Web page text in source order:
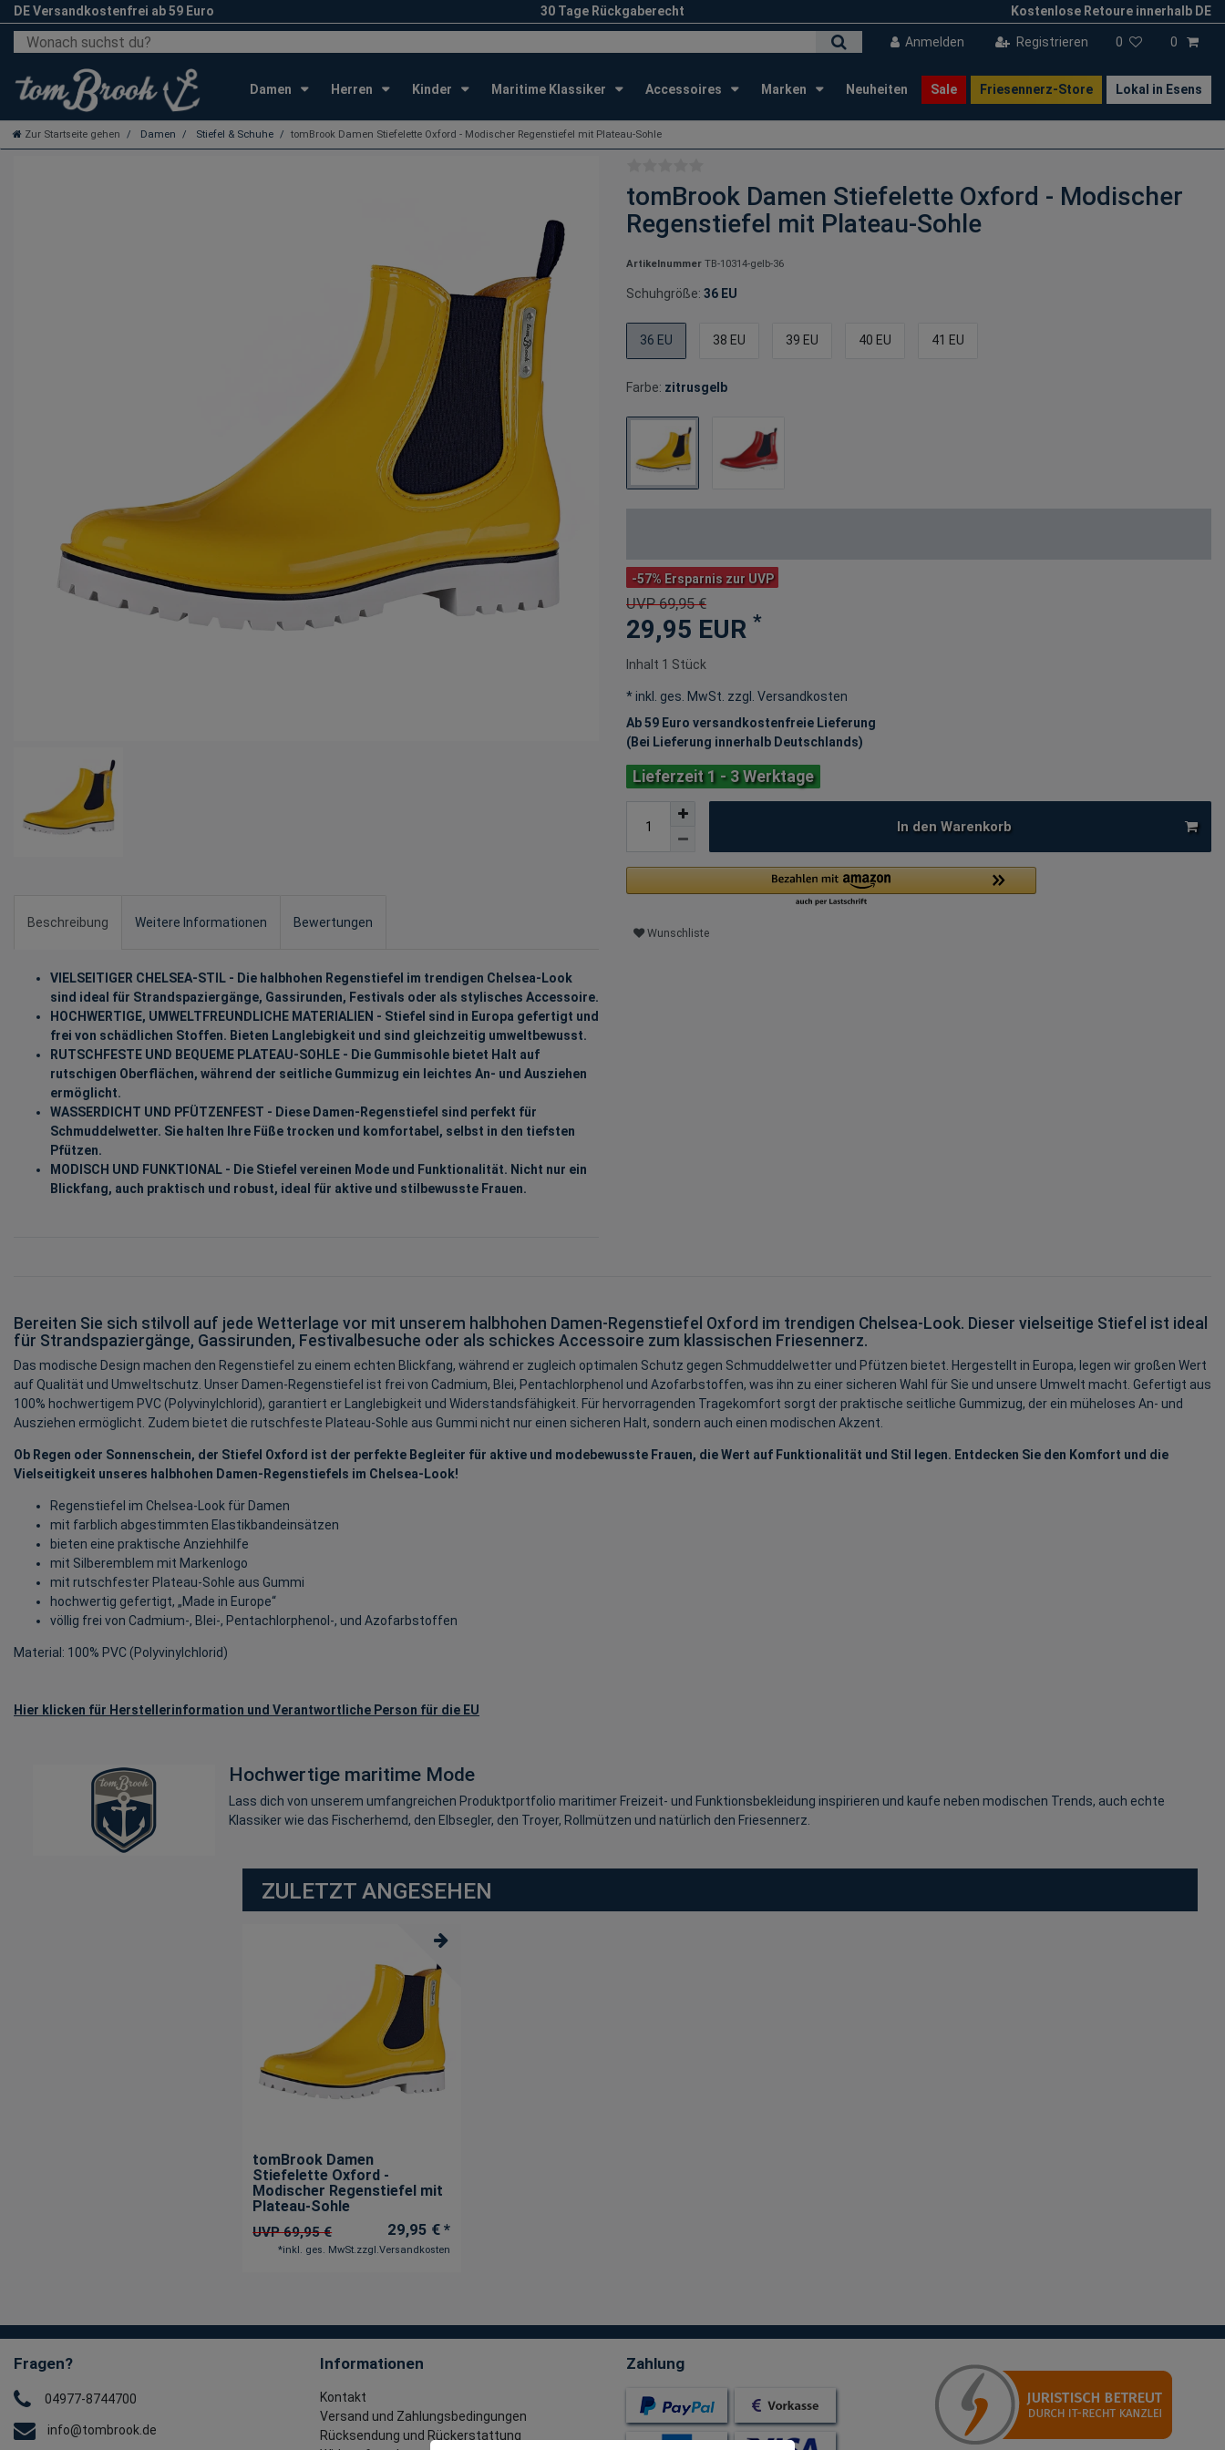
DE Versandkostenfrei ab 59 Euro 30 Tage Rückgaberecht Kostenlose Retoure innerhalb DE
Anmelden Registrieren 0 0
Damen Herren Kinder Maritime Klassiker Accessoires Marken Neuheiten Sale Friesennerz-Store Lokal in Esens
Zur Startseite gehen Damen Stiefel & Schuhe tomBrook Damen Stiefelette Oxford - Modischer Regenstiefel mit Plateau-Sohle
Beschreibung Weitere Informationen Bewertungen
VIELSEITIGER CHELSEA-STIL - Die halbhohen Regenstiefel im trendigen Chelsea-Look
sind ideal für Strandspaziergänge, Gassirunden, Festivals oder als stylisches Accessoire.
HOCHWERTIGE, UMWELTFREUNDLICHE MATERIALIEN - Stiefel sind in Europa gefertigt und
frei von schädlichen Stoffen. Bieten Langlebigkeit und sind gleichzeitig umweltbewusst.
RUTSCHFESTE UND BEQUEME PLATEAU-SOHLE - Die Gummisohle bietet Halt auf
rutschigen Oberflächen, während der seitliche Gummizug ein leichtes An- und Ausziehen
ermöglicht.
WASSERDICHT UND PFÜTZENFEST - Diese Damen-Regenstiefel sind perfekt für
Schmuddelwetter. Sie halten Ihre Füße trocken und komfortabel, selbst in den tiefsten
Pfützen.
MODISCH UND FUNKTIONAL - Die Stiefel vereinen Mode und Funktionalität. Nicht nur ein
Blickfang, auch praktisch und robust, ideal für aktive und stilbewusste Frauen.
tomBrook Damen Stiefelette Oxford - Modischer
Regenstiefel mit Plateau-Sohle
Artikelnummer TB-10314-gelb-36
Schuhgröße: 36 EU
36 EU 38 EU 39 EU 40 EU 41 EU
Farbe: zitrusgelb
-57% Ersparnis zur UVP
UVP 69,95 €
29,95 EUR *
Inhalt 1 Stück
* inkl. ges. MwSt. zzgl.
Versandkosten
Ab 59 Euro versandkostenfreie Lieferung
(Bei Lieferung innerhalb Deutschlands)
Lieferzeit 1 - 3 Werktage
In den Warenkorb
Wunschliste
Bereiten Sie sich stilvoll auf jede Wetterlage vor mit unserem halbhohen Damen-Regenstiefel Oxford im trendigen Chelsea-Look. Dieser vielseitige Stiefel ist ideal
für Strandspaziergänge, Gassirunden, Festivalbesuche oder als schickes Accessoire zum klassischen Friesennerz.
Das modische Design machen den Regenstiefel zu einem echten Blickfang, während er zugleich optimalen Schutz gegen Schmuddelwetter und Pfützen bietet. Hergestellt in Europa, legen wir großen Wert
auf Qualität und Umweltschutz. Unser Damen-Regenstiefel ist frei von Cadmium, Blei, Pentachlorphenol und Azofarbstoffen, was ihn zu einer sicheren Wahl für Sie und unsere Umwelt macht. Gefertigt aus
100% hochwertigem PVC (Polyvinylchlorid), garantiert er Langlebigkeit und Widerstandsfähigkeit. Für hervorragenden Tragekomfort sorgt der praktische seitliche Gummizug, der ein müheloses An- und
Ausziehen ermöglicht. Zudem bietet die rutschfeste Plateau-Sohle aus Gummi nicht nur einen sicheren Halt, sondern auch einen modischen Akzent.
Ob Regen oder Sonnenschein, der Stiefel Oxford ist der perfekte Begleiter für aktive und modebewusste Frauen, die Wert auf Funktionalität und Stil legen. Entdecken Sie den Komfort und die
Vielseitigkeit unseres halbhohen Damen-Regenstiefels im Chelsea-Look!
Regenstiefel im Chelsea-Look für Damen
mit farblich abgestimmten Elastikbandeinsätzen
bieten eine praktische Anziehhilfe
mit Silberemblem mit Markenlogo
mit rutschfester Plateau-Sohle aus Gummi
hochwertig gefertigt, „Made in Europe“
völlig frei von Cadmium-, Blei-, Pentachlorphenol-, und Azofarbstoffen
Material: 100% PVC (Polyvinylchlorid)
Hier klicken für Herstellerinformation und Verantwortliche Person für die EU
Hochwertige maritime Mode
Lass dich von unserem umfangreichen Produktportfolio maritimer Freizeit- und Funktionsbekleidung inspirieren und kaufe neben modischen Trends, auch echte
Klassiker wie das Fischerhemd, den Elbsegler, den Troyer, Rollmützen und natürlich den Friesennerz.
ZULETZT ANGESEHEN
tomBrook Damen
Stiefelette Oxford -
Modischer Regenstiefel mit
Plateau-Sohle
UVP 69,95 € 29,95 € *
*inkl. ges. MwSt.zzgl.Versandkosten
Fragen?
04977-8744700
info@tombrook.de
Informationen
Kontakt
Versand und Zahlungsbedingungen
Rücksendung und Rückerstattung
Zahlung